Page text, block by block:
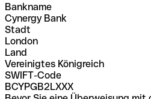
Bankname
Cynergy Bank
Stadt
London
Land
Vereinigtes Königreich
SWIFT-Code
BCYPGB2LXXX